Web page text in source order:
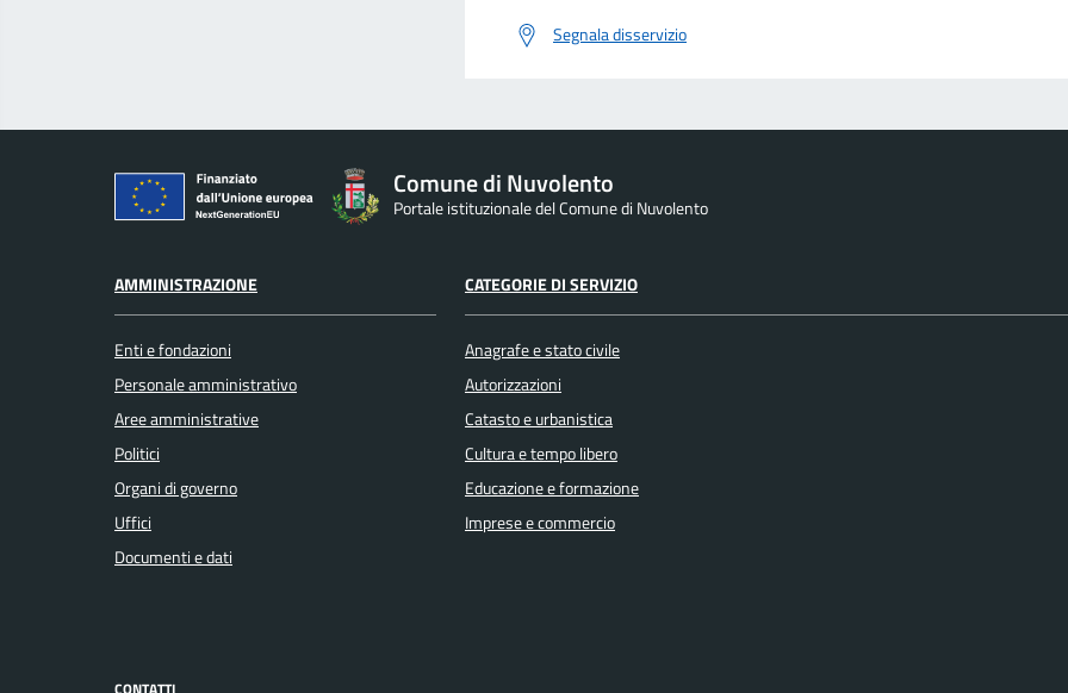
Segnala disservizio
Comune di Nuvolento
Portale istituzionale del Comune di Nuvolento
AMMINISTRAZIONE
Enti e fondazioni
Personale amministrativo
Aree amministrative
Politici
Organi di governo
Uffici
Documenti e dati
CATEGORIE DI SERVIZIO
Anagrafe e stato civile
Autorizzazioni
Catasto e urbanistica
Cultura e tempo libero
Educazione e formazione
Imprese e commercio